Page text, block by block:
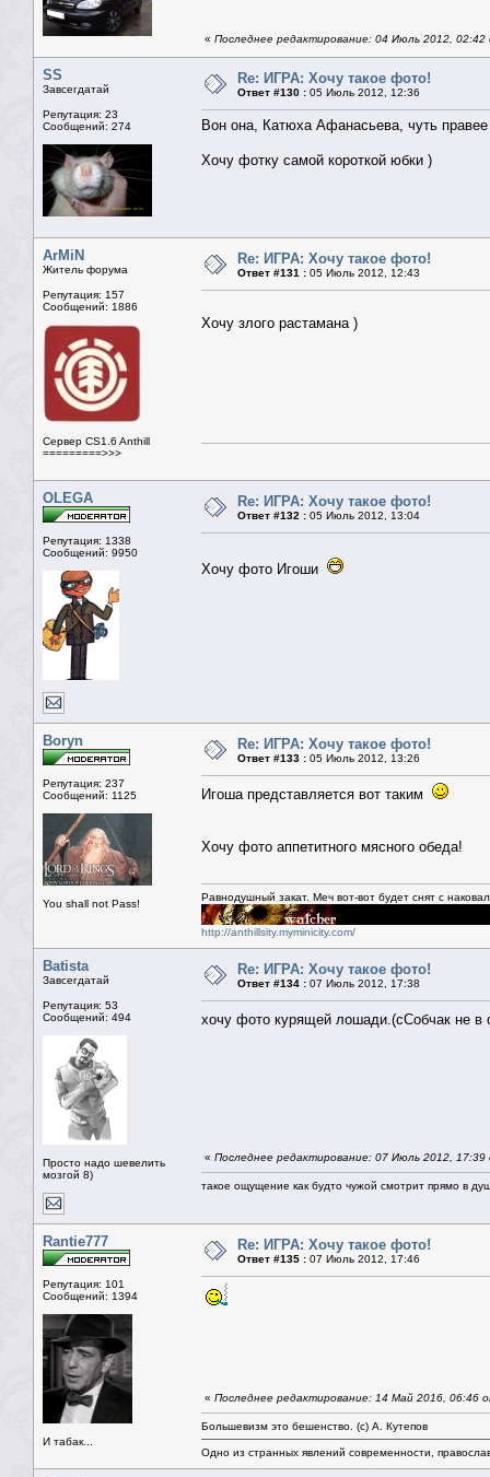
« Последнее редактирование: 04 Июль 2012, 02:42
SS
Завсегдатай
Репутация: 23
Сообщений: 274
Re: ИГРА: Хочу такое фото!
Ответ #130 : 05 Июль 2012, 12:36
Вон она, Катюха Афанасьева, чуть
Хочу фотку самой короткой юбки )
ArMiN
Житель форума
Репутация: 157
Сообщений: 1886
Сервер CS1.6 Anthill
=========>>>
Re: ИГРА: Хочу такое фото!
Ответ #131 : 05 Июль 2012, 12:43
Хочу злого растамана )
OLEGA
Репутация: 1338
Сообщений: 9950
Re: ИГРА: Хочу такое фото!
Ответ #132 : 05 Июль 2012, 13:04
Хочу фото Игоши
Boryn
Репутация: 237
Сообщений: 1125
You shall not Pass!
Re: ИГРА: Хочу такое фото!
Ответ #133 : 05 Июль 2012, 13:26
Игоша представляется вот таким
Хочу фото аппетитного мясного обеда!
Равнодушный закат. Меч вот-вот будет снят с
http://anthillsity.myminicity.com/
Batista
Завсегдатай
Репутация: 53
Сообщений: 494
Просто надо шевелить
мозгой 8)
Re: ИГРА: Хочу такое фото!
Ответ #134 : 07 Июль 2012, 17:38
хочу фото курящей лошади.(сСобчак не
« Последнее редактирование: 07 Июль 2012, 17:39
такое ощущение как будто чужой смотрит прямо в
Rantie777
Репутация: 101
Сообщений: 1394
И табак...
Re: ИГРА: Хочу такое фото!
Ответ #135 : 07 Июль 2012, 17:46
« Последнее редактирование: 14 Май 2016, 06:46
Большевизм это бешенство. (с) А. Кутепов
Одно из странных явлений современности,